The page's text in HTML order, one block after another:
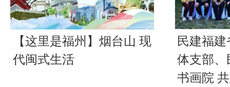
【这里是福州】烟台山 现
代闽式生活
民建福
体支部、
书画院